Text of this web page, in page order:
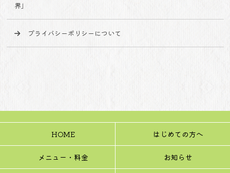
界」
プライバシーポリシーについて
HOME はじめての方へ
メニュー・料金 お知らせ